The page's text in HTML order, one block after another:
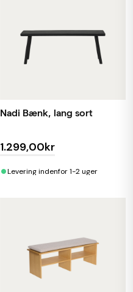
Nadi Bænk, lang sort
1.299,00kr
•Levering indenfor 1-2 uger